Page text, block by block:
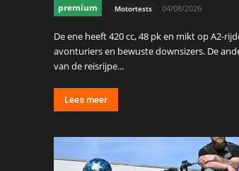
premium Motortests 04/08/2026
De ene heeft 420 cc, 48 pk en mikt op A2-
avonturiers en bewuste downsizers. De
van de reisrijpe...
Lees meer